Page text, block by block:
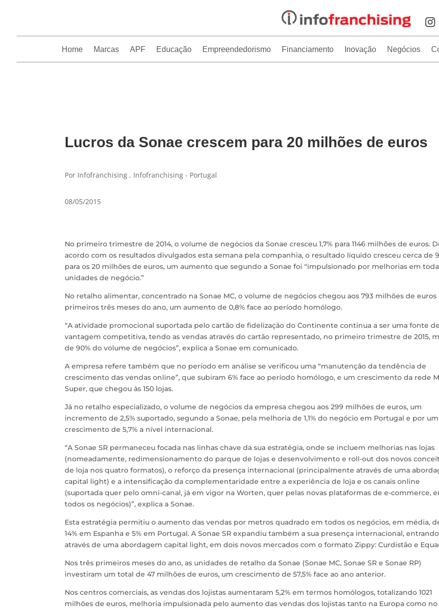
Home Marcas APF Educação Empreendedorismo Financiamento Inovação Negócios
Lucros da Sonae crescem para 20 milhões de euros
Por Infofranchising , Infofranchising - Portugal
08/05/2015
No primeiro trimestre de 2014, o volume de negócios da Sonae cresceu 1,7% para 1146 milhões de euros.
acordo com os resultados divulgados esta semana pela companhia, o resultado líquido cresceu cerca de
para os 20 milhões de euros, um aumento que segundo a Sonae foi “impulsionado por melhorias em
unidades de negócio.”
No retalho alimentar, concentrado na Sonae MC, o volume de negócios chegou aos 793 milhões de euros
primeiros três meses do ano, um aumento de 0,8% face ao período homólogo.
“A atividade promocional suportada pelo cartão de fidelização do Continente continua a ser uma fonte de
vantagem competitiva, tendo as vendas através do cartão representado, no primeiro trimestre de 2015,
de 90% do volume de negócios”, explica a Sonae em comunicado.
A empresa refere também que no período em análise se verificou uma “manutenção da tendência de
crescimento das vendas online”, que subiram 6% face ao período homólogo, e um crescimento da rede
Super, que chegou às 150 lojas.
Já no retalho especializado, o volume de negócios da empresa chegou aos 299 milhões de euros, um
incremento de 2,5% suportado, segundo a Sonae, pela melhoria de 1,1% do negócio em Portugal e por um
crescimento de 5,7% a nível internacional.
“A Sonae SR permaneceu focada nas linhas chave da sua estratégia, onde se incluem melhorias nas lojas
(nomeadamente, redimensionamento do parque de lojas e desenvolvimento e roll-out dos novos
de loja nos quatro formatos), o reforço da presença internacional (principalmente através de uma
capital light) e a intensificação da complementaridade entre a experiência de loja e os canais online
(suportada quer pelo omni-canal, já em vigor na Worten, quer pelas novas plataformas de e-commerce,
todos os negócios)”, explica a Sonae.
Esta estratégia permitiu o aumento das vendas por metros quadrado em todos os negócios, em média,
14% em Espanha e 5% em Portugal. A Sonae SR expandiu também a sua presença internacional,
através de uma abordagem capital light, em dois novos mercados com o formato Zippy: Curdistão e
Nos três primeiros meses do ano, as unidades de retalho da Sonae (Sonae MC, Sonae SR e Sonae RP)
investiram um total de 47 milhões de euros, um crescimento de 57,5% face ao ano anterior.
Nos centros comerciais, as vendas dos lojistas aumentaram 5,2% em termos homólogos, totalizando 1021
milhões de euros, melhoria impulsionada pelo aumento das vendas dos lojistas tanto na Europa como no